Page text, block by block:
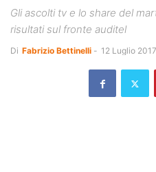
Gli ascolti tv e lo share del
risultati sul fronte auditel
Di Fabrizio Bettinelli - 12 Luglio 2017